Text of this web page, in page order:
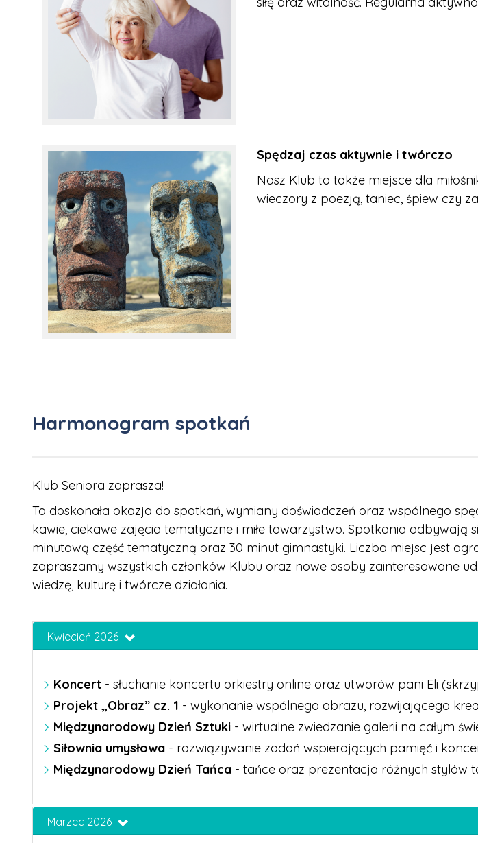
Spędzaj czas aktywnie i twórczo
Nasz Klub to także miejsce dla
wieczory z poezją, taniec, śpiew czy
Harmonogram spotkań
Klub Seniora zaprasza!
To doskonała okazja do spotkań, wymiany doświadczeń oraz wspólnego
kawie, ciekawe zajęcia tematyczne i miłe towarzystwo. Spotkania odbywają
minutową część tematyczną oraz 30 minut gimnastyki. Liczba miejsc jest
zapraszamy wszystkich członków Klubu oraz nowe osoby zainteresowane
wiedzę, kulturę i twórcze działania.
Kwiecień 2026
Koncert - słuchanie koncertu orkiestry online oraz utworów pani Eli
Projekt „Obraz” cz. 1 - wykonanie wspólnego obrazu, rozwijającego
Międzynarodowy Dzień Sztuki - wirtualne zwiedzanie galerii na całym
Siłownia umysłowa - rozwiązywanie zadań wspierających pamięć i
Międzynarodowy Dzień Tańca - tańce oraz prezentacja różnych stylów
Marzec 2026